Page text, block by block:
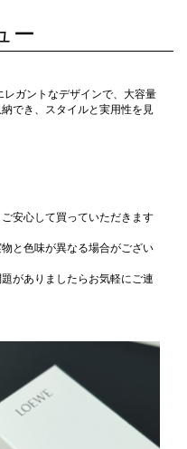
ー
レガントなデザインで、大容量
でき、スタイルと実用性を見
安心して買っていただきます
と色味が異なる場合がござい
がありましたらお気軽にご連